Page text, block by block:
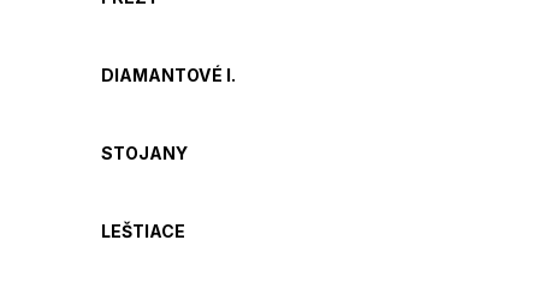
DIAMANTOVÉ I.
STOJANY
LEŠTIACE